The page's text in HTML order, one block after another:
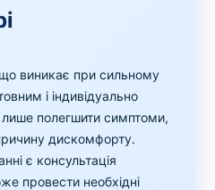
виникає при сильному
і індивідуально
полегшити симптоми,
дискомфорту.
є консультація
провести необхідні